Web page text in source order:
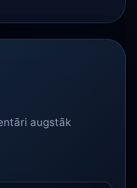
augstāk